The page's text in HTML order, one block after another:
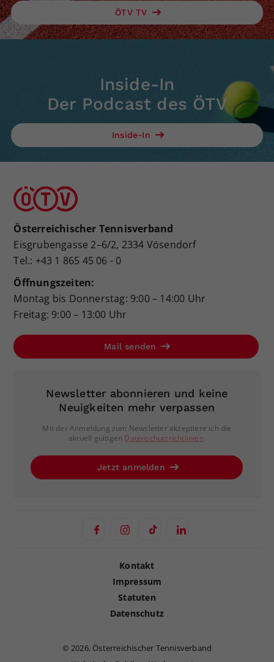
ÖTV TV
Inside-In
Der Podcast des ÖTV
Inside-In
Österreichischer Tennisverband
Eisgrubengasse 2–6/2, 2334 Vösendorf
Tel.: +43 1 865 45 06 - 0
Öffnungszeiten:
Montag bis Donnerstag: 9:00 – 14:00 Uhr
Freitag: 9:00 – 13:00 Uhr
Mail senden
Newsletter abonnieren und keine
Neuigkeiten mehr verpassen
Mit der Anmeldung zum Newsletter akzeptiere ich die
aktuell gültigen Datenschutzrichtlinien.
Jetzt anmelden
Kontakt
Impressum
Statuten
Datenschutz
©2026, Österreichischer Tennisverband